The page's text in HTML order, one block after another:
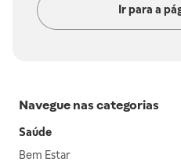
Ir para a
Navegue nas categorias
Saúde
Bem Estar